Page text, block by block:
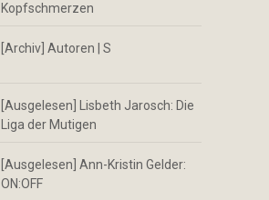
Kopfschmerzen
[Archiv] Autoren | S
[Ausgelesen] Lisbeth Jarosch: Die
Liga der Mutigen
[Ausgelesen] Ann-Kristin Gelder:
ON:OFF